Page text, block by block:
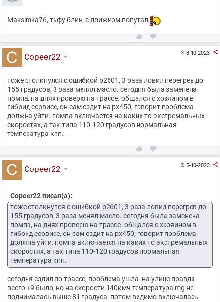
Maksimka76, тьфу блин, с движком попутал
 
3-10-2023 
Copeer22
тоже столкнулся с ошибкой р2601, 3 раза ловил перегрев до
155 градусов, 3 раза менял масло. сегодня была заменена
помпа, на днях проверю на трассе. общался с хозяином в
гибрид сервисе, он сам ездит на рх450, говорит проблема
должна уйти. помпа включается на каких то экстремальных
скоростях, а так типа 110-120 градусов нормальная
температура кпп.
 
5-10-2023 
Copeer22
Copeer22 писал(а):
тоже столкнулся с ошибкой р2601, 3 раза ловил перегрев до
155 градусов, 3 раза менял масло. сегодня была заменена
помпа, на днях проверю на трассе. общался с хозяином в
гибрид сервисе, он сам ездит на рх450, говорит проблема
должна уйти. помпа включается на каких то экстремальных
скоростях, а так типа 110-120 градусов нормальная
температура кпп.
сегодня ездил по трассе, проблема ушла. на улице правда
всего +9 было, но на скорости 140кмч температура mg не
поднималась выше 81 градуса. потом видимо включалась